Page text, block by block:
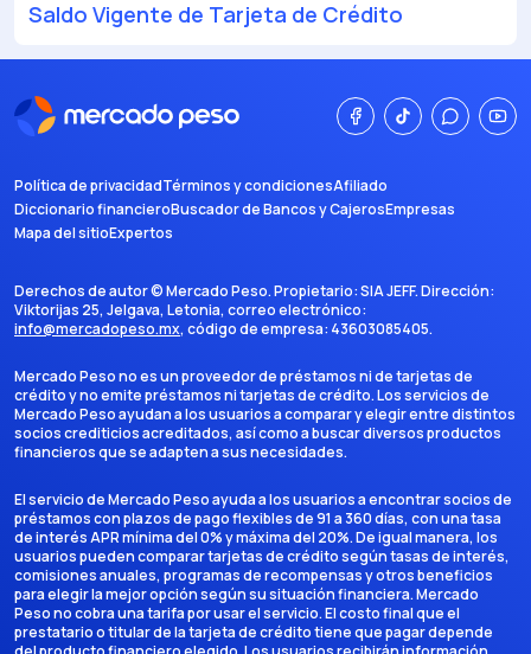
Saldo Vigente de Tarjeta de Crédito
Política de privacidadTérminos y condicionesAfiliado
Diccionario financieroBuscador de Bancos y CajerosEmpresas
Mapa del sitioExpertos
Derechos de autor ©Mercado Peso. Propietario:SIA JEFF. Dirección:
Viktorijas 25, Jelgava, Letonia, correo electrónico:
info@mercadopeso.mx, código de empresa: 43603085405.
Mercado Peso no es un proveedor de préstamos ni de tarjetas de
crédito y no emite préstamos ni tarjetas de crédito. Los servicios de
Mercado Peso ayudan a los usuarios a comparar y elegir entre distintos
socios crediticios acreditados, así como a buscar diversos productos
financieros que se adapten a sus necesidades.
El servicio de Mercado Peso ayuda a los usuarios a encontrar socios de
préstamos con plazos de pago flexibles de 91 a 360 días, con una tasa
de interés APR mínima del 0% y máxima del 20%. De igual manera, los
usuarios pueden comparar tarjetas de crédito según tasas de interés,
comisiones anuales, programas de recompensas y otros beneficios
para elegir la mejor opción según su situación financiera. Mercado
Peso no cobra una tarifa por usar el servicio. El costo final que el
prestatario o titular de la tarjeta de crédito tiene que pagar depende